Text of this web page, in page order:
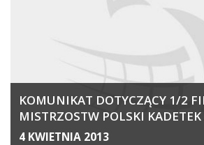
KOMUNIKAT DOTYCZĄCY 1/2
MISTRZOSTW POLSKI
4 KWIETNIA 2013